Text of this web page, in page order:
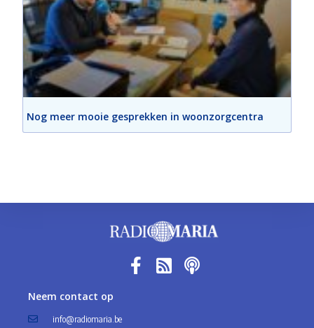
Nog meer mooie gesprekken in woonzorgcentra
Neem contact op
info@radiomaria.be